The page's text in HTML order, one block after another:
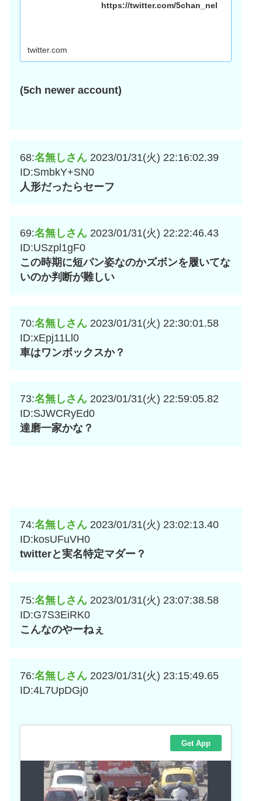
https://twitter.com/5chan_nel
twitter.com
(5ch newer account)
68:名無しさん 2023/01/31(火) 22:16:02.39
ID:SmbkY+SN0
人形だったらセーフ
69:名無しさん 2023/01/31(火) 22:22:46.43
ID:USzpl1gF0
この時期に短パン姿なのかズボンを履いてな
いのか判断が難しい
70:名無しさん 2023/01/31(火) 22:30:01.58
ID:xEpj11Ll0
車はワンボックスか？
73:名無しさん 2023/01/31(火) 22:59:05.82
ID:SJWCRyEd0
達磨一家かな？
74:名無しさん 2023/01/31(火) 23:02:13.40
ID:kosUFuVH0
twitterと実名特定マダー？
75:名無しさん 2023/01/31(火) 23:07:38.58
ID:G7S3EiRK0
こんなのやーねぇ
76:名無しさん 2023/01/31(火) 23:15:49.65
ID:4L7UpDGj0